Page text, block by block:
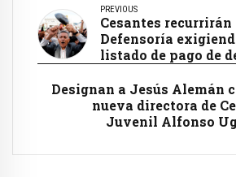
PREVIOUS
Cesantes
Defensoría
listado de pago de
Designan a Jesús Alemán
nueva directora de
Juvenil Alfonso